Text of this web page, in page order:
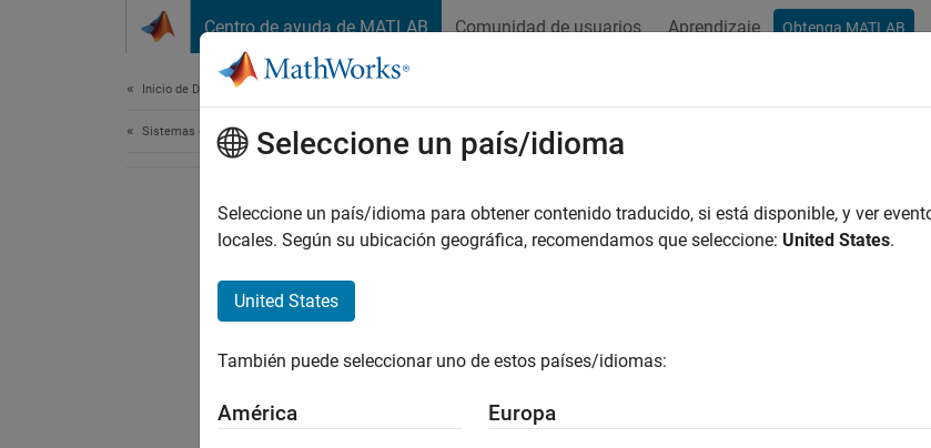
Centro de ayuda de MATLAB Comunidad de usuarios Aprendizaje Obtenga MATLAB
Inicio de Documentación
Sistemas de control
¿Qué tan útil fue
Seleccione un país/idioma
Seleccione un país/idioma para obtener contenido traducido, si está disponible, y ver
locales. Según su ubicación geográfica, recomendamos que seleccione: United States.
United States
También puede seleccionar uno de estos países/idiomas:
América Europa